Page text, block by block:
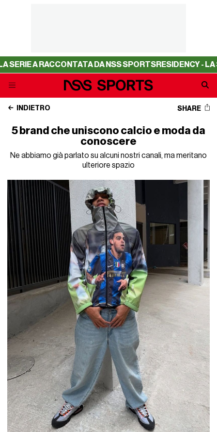
RACCONTATA DA NSS SPORTSRESIDENCY - LA SERIE A
INDIETRO SHARE
5 brand che uniscono calcio e moda da
conoscere
Ne abbiamo già parlato su alcuni nostri canali, ma meritano
ulteriore spazio